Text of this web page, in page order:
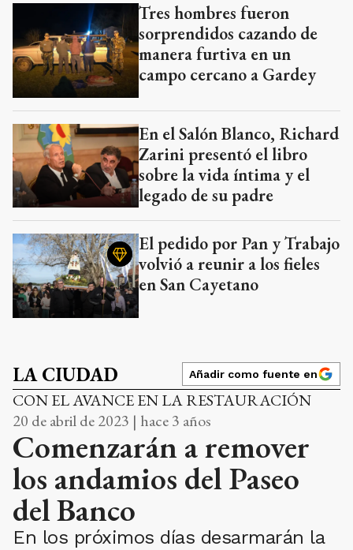
Tres hombres fueron
sorprendidos cazando de
manera furtiva en un
campo cercano a Gardey
En el Salón Blanco, Richard
Zarini presentó el libro
sobre la vida íntima y el
legado de su padre
El pedido por Pan y Trabajo
volvió a reunir a los fieles
en San Cayetano
LA CIUDAD Añadir como fuente en
CON EL AVANCE EN LA RESTAURACIÓN
20 de abril de 2023 | hace 3 años
Comenzarán a remover
los andamios del Paseo
del Banco
En los próximos días desarmarán la